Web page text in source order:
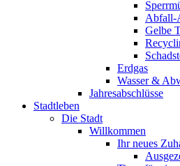
Abfall-
Gelbe
Erdgas
Wasser &
Jahresabschlüsse
Stadtleben
Die Stadt
Willkommen
Ihr neues